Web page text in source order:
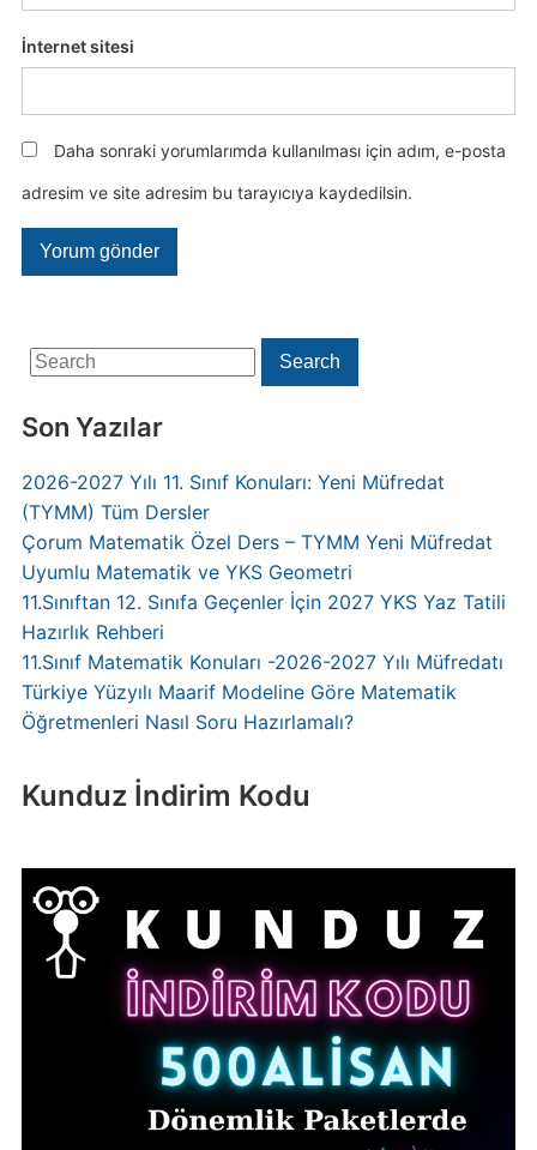
Search
for:
Search
Son Yazılar
2026-2027 Yılı 11. Sınıf Konuları: Yeni Müfredat
(TYMM) Tüm Dersler
Çorum Matematik Özel Ders – TYMM Yeni Müfredat
Uyumlu Matematik ve YKS Geometri
11.Sınıftan 12. Sınıfa Geçenler İçin 2027 YKS Yaz Tatili
Hazırlık Rehberi
11.Sınıf Matematik Konuları -2026-2027 Yılı Müfredatı
Türkiye Yüzyılı Maarif Modeline Göre Matematik
Öğretmenleri Nasıl Soru Hazırlamalı?
Kunduz İndirim Kodu
İnternet sitesi
Daha sonraki yorumlarımda kullanılması için adım, e-posta
adresim ve site adresim bu tarayıcıya kaydedilsin.